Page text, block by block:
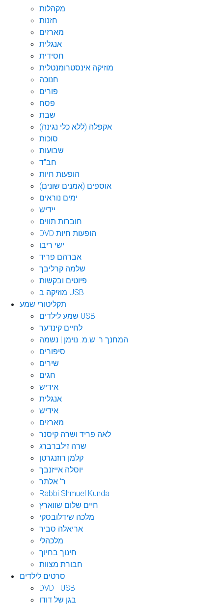
מקהלות
חזנות
מארזים
אנגלית
חסידית
מוזיקה אינסטרומנטלית
חנוכה
פורים
פסח
שבת
אקפלה (ללא כלי נגינה)
סוכות
שבועות
חב"ד
הופעות חיות
אוספים (אמנים שונים)
ימים נוראים
יידיש
חוברות תווים
DVD הופעות חיות
ישי ריבו
אברהם פריד
שלמה קרליבך
פיוטים ובקשות
מוזיקה ב USB
תקליטורי שמע
שמע לילדים USB
לחיים קינדער
המחנך ר' ש.מ. נוימן | נשמה
סיפורים
שירים
חגים
אידיש
אנגלית
אידיש
מארזים
לאה פריד ושרה קיסנר
שרה זילברברג
קלמן רוזנגרטן
יוסלה אייזנבך
ר' אלתר
Rabbi Shmuel Kunda
חיים שלום שווארץ
מלכה שידלובסקי
אריאלה סביר
מלכהלי
חינוך בחיוך
חבורת מצוות
סרטים לילדים
DVD - USB
בגן של דודו